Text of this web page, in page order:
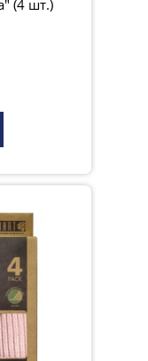
(4 шт.)